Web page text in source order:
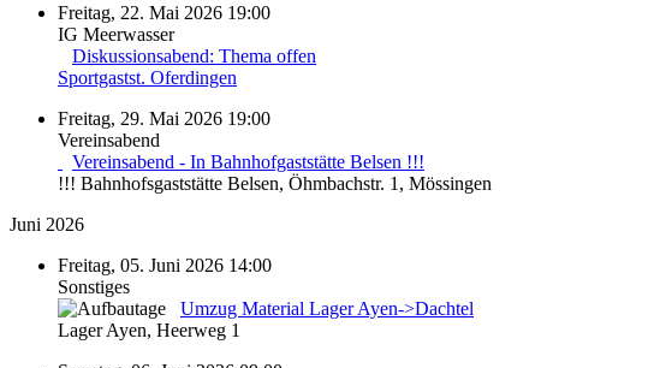
Freitag, 22. Mai 2026 19:00
IG Meerwasser
Diskussionsabend: Thema offen
Sportgastst. Oferdingen
Freitag, 29. Mai 2026 19:00
Vereinsabend
Vereinsabend - In Bahnhofgaststätte Belsen !!!
!!! Bahnhofsgaststätte Belsen, Öhmbachstr. 1, Mössingen
Juni 2026
Freitag, 05. Juni 2026 14:00
Sonstiges
Umzug Material Lager Ayen->Dachtel
Lager Ayen, Heerweg 1